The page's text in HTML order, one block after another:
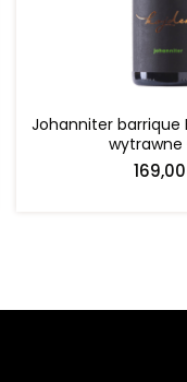
Johanniter barrique
wytrawne
169,00
DO